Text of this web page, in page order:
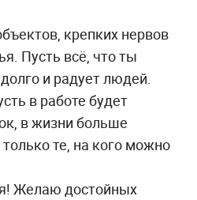
крепких нервов
Пусть всё, что ты
и радует людей.
в работе будет
в жизни больше
те, на кого можно
Желаю достойных